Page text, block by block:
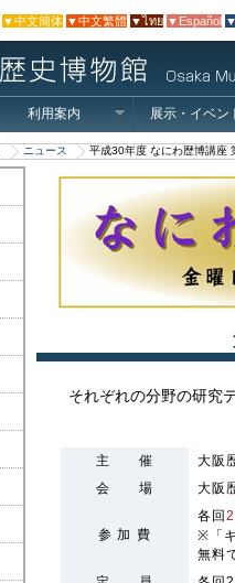
▼中文簡体 ▼中文繁體 ▼ไทย ▼Español
利用案内 展示・イベン
ニュース 平成30年度 なにわ歴博講座
それぞれの分野の研究
主 催
大阪
会 場
大
参 加 費
各回
※「
無料